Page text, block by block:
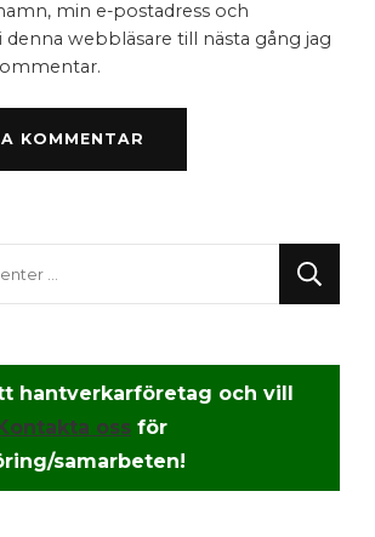
min e-postadress och
webbläsare till nästa gång jag
hantverkarföretag och vill
Kontakta oss för
samarbeten!